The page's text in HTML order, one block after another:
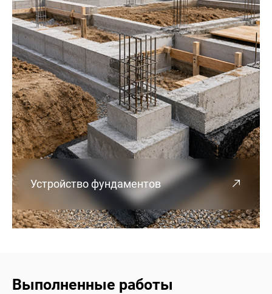
Устройство фундаментов
Выполненные работы